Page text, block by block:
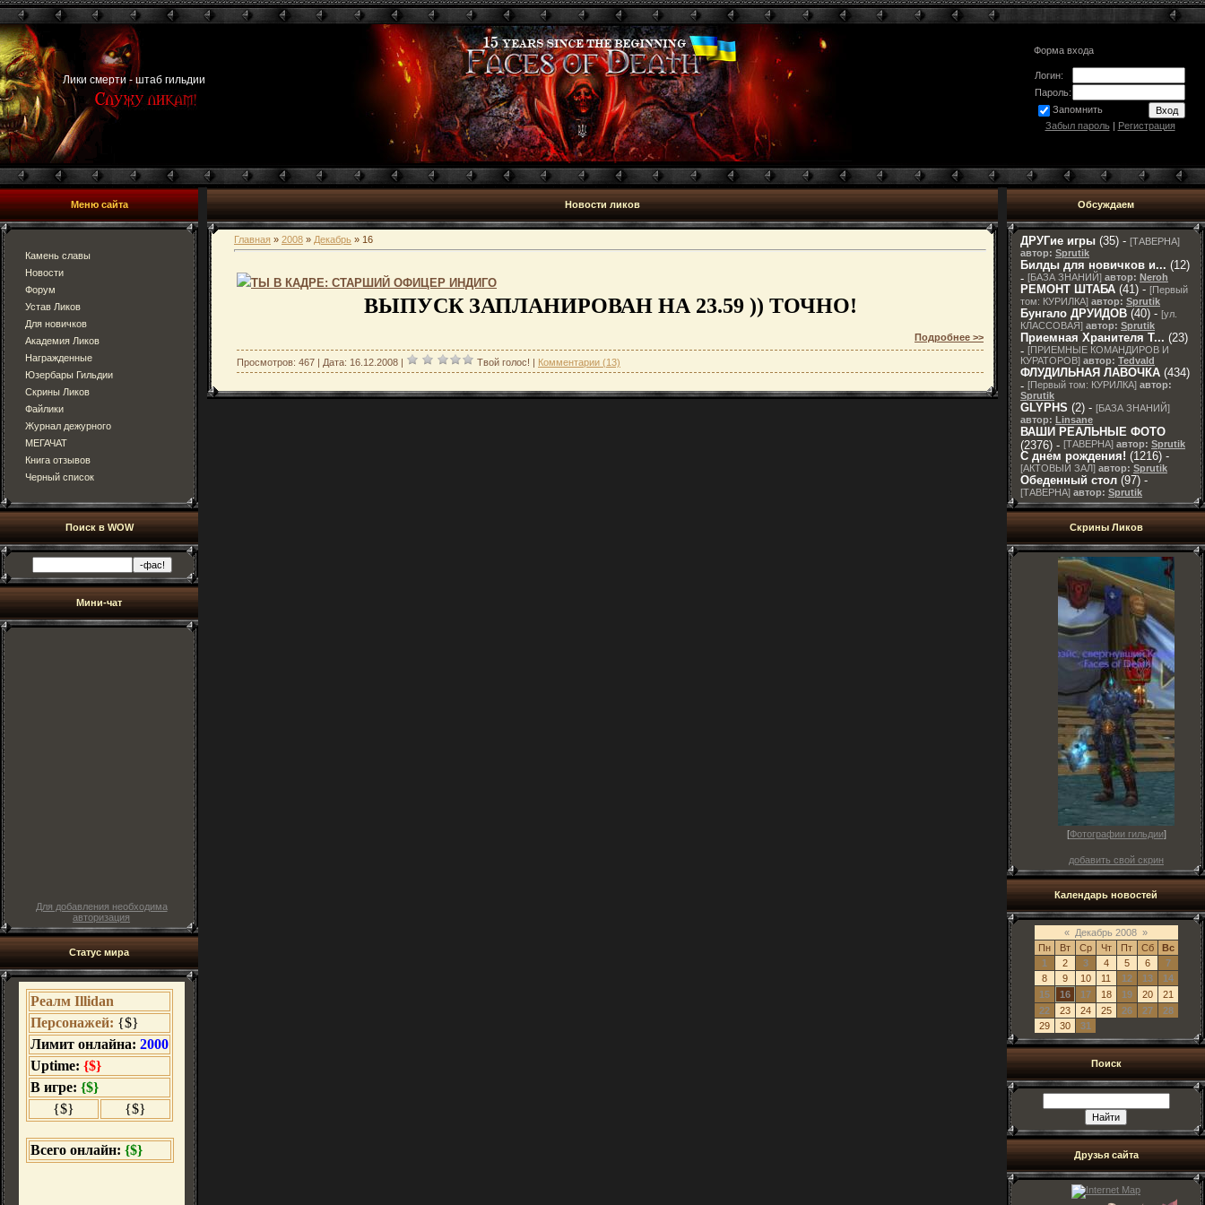
Лики смерти - штаб гильдии
Форма входа
Логин:
Пароль:
Запомнить
Забыл пароль| Регистрация
Меню сайта
Камень славы
Новости
Форум
Устав Ликов
Для новичков
Академия Ликов
Награжденные
Юзербары Гильдии
Скрины Ликов
Файлики
Журнал дежурного
МЕГАЧАТ
Книга отзывов
Черный список
Поиск в WOW
Мини-чат
Для добавления необходима
авторизация
Статус мира
Новости ликов
Главная » 2008 » Декабрь » 16
ТЫ В КАДРЕ: СТАРШИЙ ОФИЦЕР ИНДИГО
ВЫПУСК ЗАПЛАНИРОВАН НА 23.59 )) ТОЧНО!
Подробнее >>
Просмотров: 467 | Дата: 16.12.2008 Твой голос! Комментарии (13)
Обсуждаем
ДРУГие игры (35) - [ТАВЕРНА]
автор: Sprutik
Билды для новичков и... (12)
- [БАЗА ЗНАНИЙ] автор: Neroh
РЕМОНТ ШТАБА (41) - [Первый
том: КУРИЛКА] автор: Sprutik
Бунгало ДРУИДОВ (40) - [ул.
КЛАССОВАЯ] автор: Sprutik
Приемная Хранителя T... (23)
- [ПРИЕМНЫЕ КОМАНДИРОВ И
КУРАТОРОВ] автор: Tedvald
ФЛУДИЛЬНАЯ ЛАВОЧКА (434)
- [Первый том: КУРИЛКА] автор:
Sprutik
GLYPHS (2) - [БАЗА ЗНАНИЙ]
автор: Linsane
ВАШИ РЕАЛЬНЫЕ ФОТО
(2376) - [ТАВЕРНА] автор: Sprutik
С днем рождения! (1216) -
[АКТОВЫЙ ЗАЛ] автор: Sprutik
Обеденный стол (97) -
[ТАВЕРНА] автор: Sprutik
Скрины Ликов
[Фотографии гильдии]
добавить свой скрин
Календарь новостей
« Декабрь 2008 »
Пн
Вт Ср Чт Пт Сб
Вс
1
2 3 4 5 6
7
8
9 10 11 12 13
14
15
16 17 18 19 20
21
22
23 24 25 26 27
28
29
30 31
Поиск
Друзья сайта